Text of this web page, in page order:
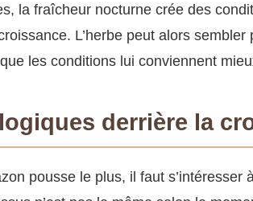
la fraîcheur nocturne crée des
L’herbe peut alors sembler
les conditions lui conviennent
derrière la
pousse le plus, il faut s’intéresser